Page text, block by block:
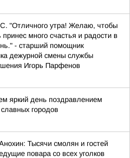
"Отличного утра! Желаю, чтобы
принес много счастья и радости в
- старший помощник
дежурной смены службы
Игорь Парфенов
яркий день поздравлением
городов
Тысячи смолян и гостей
повара со всех уголков